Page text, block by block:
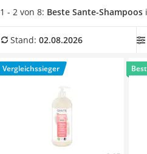
Zeckenschutz Katze
Philips-Sonicare-Zahnbürste
Mineralfutter Pferd
Massagegerät
Weise wird jede Haarwäsche zu
weniger Produktrückstände in
Sie jetzt ein Sante-Shampoo aus
das gutfür Damen und Herren
uns hier im August 2026
Naturkosmetik Sensitive Care
Eigenschaften.
1 - 2 von 8: Beste Sante-Shampoos
Stand: 02.08.2026
Vergleichssieger